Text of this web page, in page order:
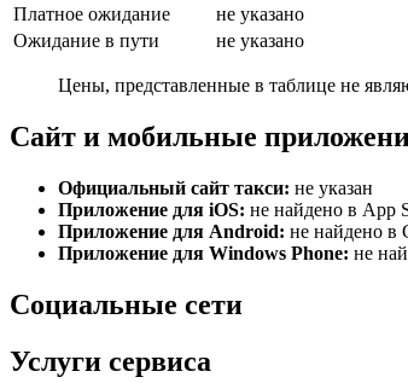
Платное ожидание
не указано
Ожидание в пути
не указано
Цены, представленные в таблице не
Сайт и мобильные
Официальный сайт такси: не указан
Приложение для iOS: не найдено в App
Приложение для Android: не найдено в
Приложение для Windows Phone: не
Социальные сети
Услуги сервиса